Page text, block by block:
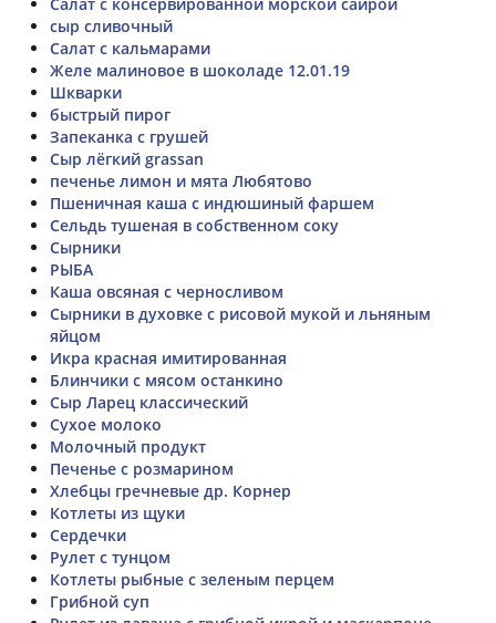
сыр сливочный
Салат с кальмарами
Желе малиновое в шоколаде 12.01.19
Шкварки
быстрый пирог
Запеканка с грушей
Сыр лёгкий grassan
печенье лимон и мята Любятово
Пшеничная каша с индюшиный фаршем
Сельдь тушеная в собственном соку
Сырники
РЫБА
Каша овсяная с черносливом
Сырники в духовке с рисовой мукой и льняным
яйцом
Икра красная имитированная
Блинчики с мясом останкино
Сыр Ларец классический
Сухое молоко
Молочный продукт
Печенье с розмарином
Хлебцы гречневые др. Корнер
Котлеты из щуки
Сердечки
Рулет с тунцом
Котлеты рыбные с зеленым перцем
Грибной суп